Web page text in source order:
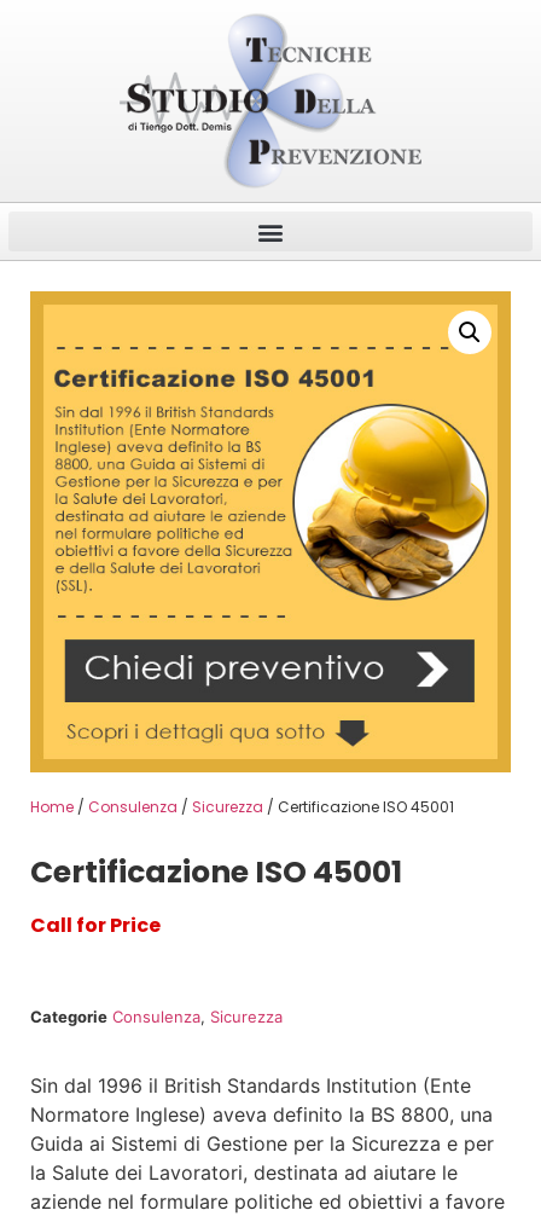
Home / Consulenza / Sicurezza / Certificazione ISO 45001
Certificazione ISO 45001
Call for Price
Categorie Consulenza, Sicurezza
Sin dal 1996 il British Standards Institution (Ente
Normatore Inglese) aveva definito la BS 8800, una
Guida ai Sistemi di Gestione per la Sicurezza e per
la Salute dei Lavoratori, destinata ad aiutare le
aziende nel formulare politiche ed obiettivi a favore